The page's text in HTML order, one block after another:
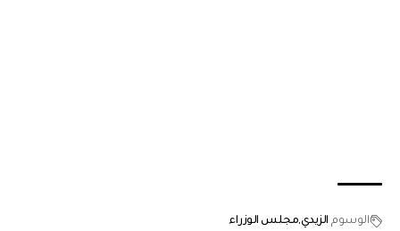
الوسوم الزيديمجلس الوزراء